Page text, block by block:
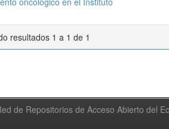
resultados 1 a 1 de 1
de Repositorios de Acceso Abierto del